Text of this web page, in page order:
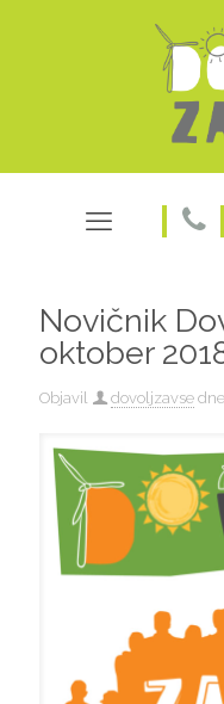
Novičnik
oktober
Objavil dovoljzavse dne